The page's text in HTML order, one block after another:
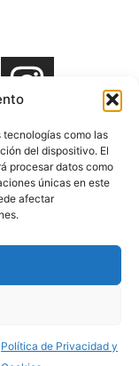
tecnologías como las
del dispositivo. El
procesar datos como
únicas en este
afectar
Política de Privacidad y